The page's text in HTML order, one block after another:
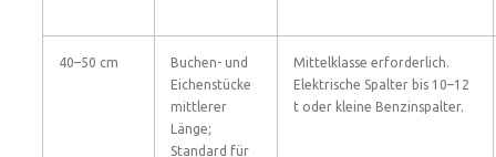
40–50 cm
Buchen- und
Eichenstücke
mittlerer
Länge;
Standard für
Mittelklasse erforderlich.
Elektrische Spalter bis 10–12
t oder kleine Benzinspalter.